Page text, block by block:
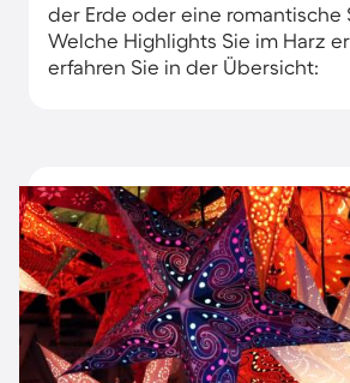
der Erde oder eine romantische
Welche Highlights Sie im Harz
erfahren Sie in der Übersicht: